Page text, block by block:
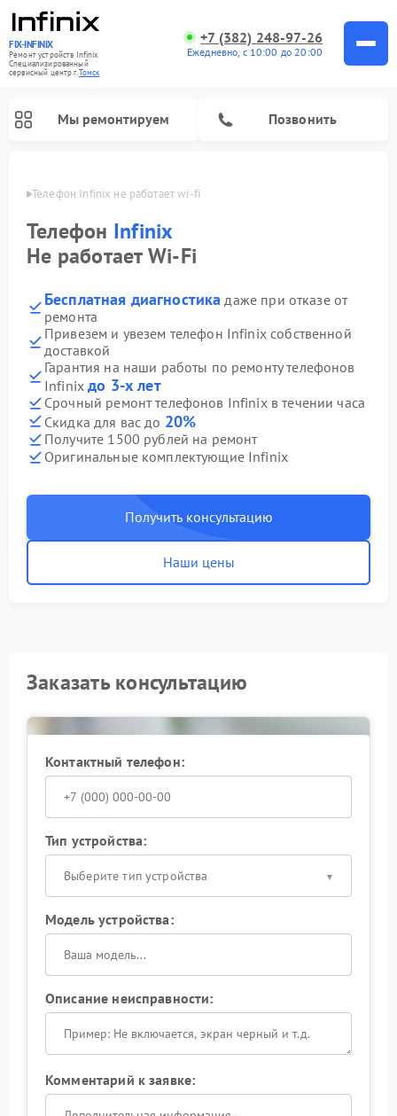
FIX-INFINIX
Ремонт устройств Infinix
Специализированный
cервисный центр г.Томск
+7 (382) 248-97-26
Ежедневно, с 10:00 до 20:00
Мы ремонтируем Позвонить
Телефон Infinix не работает wi-fi
Телефон Infinix
Не работает Wi-Fi
Бесплатная диагностика даже при отказе от
ремонта
Привезем и увезем телефон Infinix собственной
доставкой
Гарантия на наши работы по ремонту телефонов
Infinixдо 3-х лет
Срочный ремонт телефонов Infinix в течении часа
Скидка для вас до 20%
Получите 1500 рублей на ремонт
Оригинальные комплектующие Infinix
Получить консультацию
Наши цены
Заказать консультацию
Контактный телефон:
Тип устройства:
Выберите тип устройства
Модель устройства:
Описание неисправности:
Комментарий к заявке: